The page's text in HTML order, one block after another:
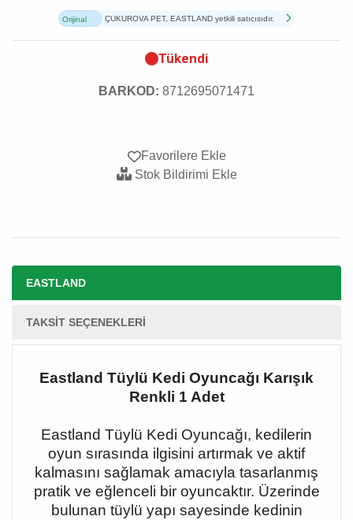
Orijinal
ÇUKUROVA PET, EASTLAND yetkili satıcısıdır.
Tükendi
BARKOD: 8712695071471
Favorilere Ekle
Stok Bildirimi Ekle
EASTLAND
TAKSIT SEÇENEKLERI
Eastland Tüylü Kedi Oyuncağı Karışık
Renkli 1 Adet
Eastland Tüylü Kedi Oyuncağı, kedilerin
oyun sırasında ilgisini artırmak ve aktif
kalmasını sağlamak amacıyla tasarlanmış
pratik ve eğlenceli bir oyuncaktır. Üzerinde
bulunan tüylü yapı sayesinde kedinin